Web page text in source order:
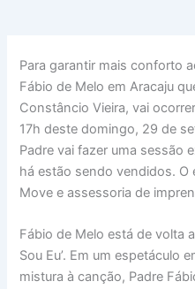
Para garantir mais conforto
Fábio de Melo em Aracaju
Constâncio Vieira, vai
17h deste domingo, 29 de
Padre vai fazer uma sessão
há estão sendo vendidos. O
Move e assessoria de
Fábio de Melo está de volta
Sou Eu’. Em um espetáculo
mistura à canção, Padre